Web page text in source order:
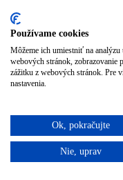
Aromaterapia
Homeopatia
Individuálna
Numerológia
Blog
Podporujeme
Používame cookies
Môžeme ich umiestniť na analýzu
webových stránok, zobrazovanie
zážitku z webových stránok. Pre
nastavenia.
Ok, pokračujte
Nie, uprav